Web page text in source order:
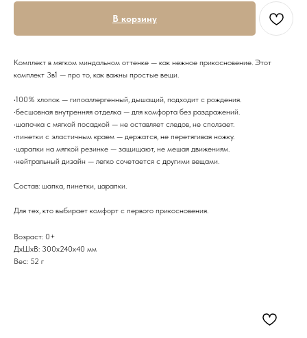
В корзину
Комплект в мягком миндальном оттенке — как нежное прикосновение. Этот
комплект 3в1 — про то, как важны простые вещи.
•100% хлопок — гипоаллергенный, дышащий, подходит с рождения.
•бесшовная внутренняя отделка — для комфорта без раздражений.
•шапочка с мягкой посадкой — не оставляет следов, не сползает.
•пинетки с эластичным краем — держатся, не перетягивая ножку.
•царапки на мягкой резинке — защищают, не мешая движениям.
•нейтральный дизайн — легко сочетается с другими вещами.
Состав: шапка, пинетки, царапки.
Для тех, кто выбирает комфорт с первого прикосновения.
Возраст: 0+
ДxШxВ: 300x240x40 мм
Вес: 52 г